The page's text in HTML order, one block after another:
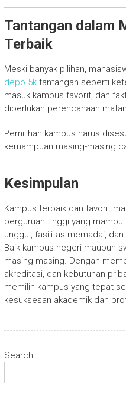
Tantangan dalam
Terbaik
Meski banyak pilihan,
depo 5ktantangan seperti
masuk kampus favorit, dan
diperlukan perencanaan
Pemilihan kampus harus
kemampuan masing-masing
Kesimpulan
Kampus terbaik dan favorit
perguruan tinggi yang
unggul, fasilitas memadai,
Baik kampus negeri maupun
masing-masing. Dengan
akreditasi, dan kebutuhan
memilih kampus yang tepat
kesuksesan akademik dan
Search